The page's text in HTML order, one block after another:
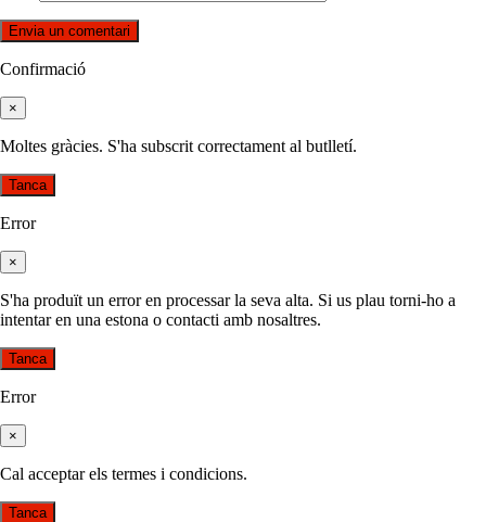
Confirmació
×
Moltes gràcies. S'ha subscrit correctament al butlletí.
Tanca
Error
×
S'ha produït un error en processar la seva alta. Si us plau torni-ho a
intentar en una estona o contacti amb nosaltres.
Tanca
Error
×
Cal acceptar els termes i condicions.
Tanca